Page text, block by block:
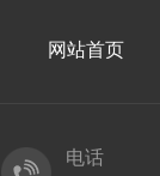
网站首页
电话